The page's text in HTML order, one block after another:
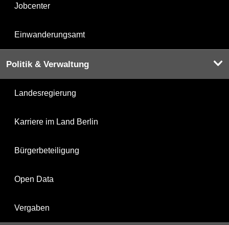
Jobcenter
Einwanderungsamt
Politik & Verwaltung
Landesregierung
Karriere im Land Berlin
Bürgerbeteiligung
Open Data
Vergaben